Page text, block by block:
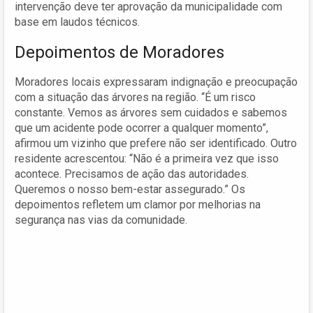
intervenção deve ter aprovação da municipalidade com
base em laudos técnicos.
Depoimentos de Moradores
Moradores locais expressaram indignação e preocupação
com a situação das árvores na região. “É um risco
constante. Vemos as árvores sem cuidados e sabemos
que um acidente pode ocorrer a qualquer momento”,
afirmou um vizinho que prefere não ser identificado. Outro
residente acrescentou: “Não é a primeira vez que isso
acontece. Precisamos de ação das autoridades.
Queremos o nosso bem-estar assegurado.” Os
depoimentos refletem um clamor por melhorias na
segurança nas vias da comunidade.